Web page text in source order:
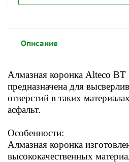
Описание
Алмазная коронка Alteco
предназначена для
отверстий в таких
асфальт.
Особенности:
Алмазная коронка
высококачественных